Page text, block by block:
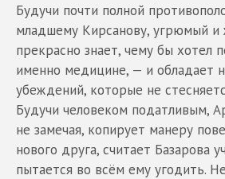
Будучи почти полной
младшему Кирсанову, угрюмый и
прекрасно знает, чему бы хотел
именно медицине, — и обладает
убеждений, которые не
Будучи человеком податливым,
не замечая, копирует манеру
нового друга, считает Базарова
пытается во всём ему угодить.